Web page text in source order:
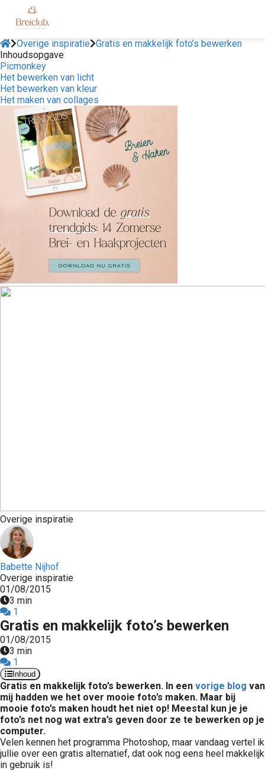
Overige inspiratie Gratis en makkelijk foto’s bewerken
Inhoudsopgave
Picmonkey
Het bewerken van licht
Het bewerken van kleur
Het maken van collages
Overige inspiratie
Babette Nijhof
Overige inspiratie
01/08/2015
3 min
1
Gratis en makkelijk foto’s bewerken
01/08/2015
3 min
1
Inhoud
Gratis en makkelijk foto’s bewerken. In een vorige blog van
mij hadden we het over mooie foto’s maken. Maar bij
mooie foto’s maken houdt het niet op! Meestal kun je je
foto’s net nog wat extra’s geven door ze te bewerken op je
computer.
Velen kennen het programma Photoshop, maar vandaag vertel ik
jullie over een gratis alternatief, dat ook nog eens heel makkelijk
in gebruik is!